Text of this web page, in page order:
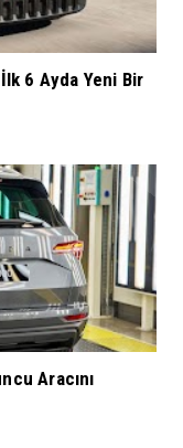
6 Ayda Yeni Bir
Aracını